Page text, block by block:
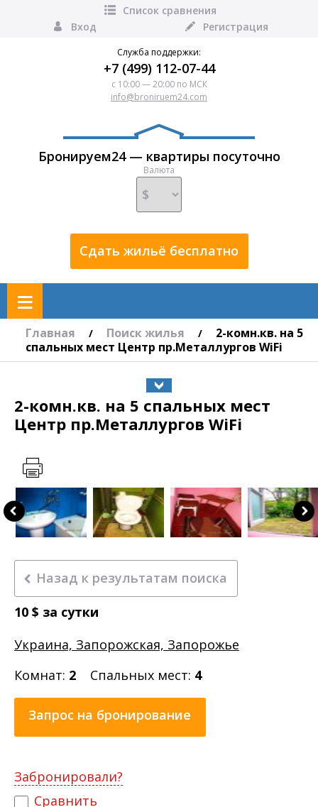
Список сравнения
Вход
Регистрация
Служба поддержки:
+7 (499) 112-07-44
с 10:00 — 20:00 по МСК
info@broniruem24.com
Бронируем24 — квартиры посуточно
Валюта
Сдать жильё бесплатно
≡
Главная / Поиск жилья /
2-комн.кв. на 5
спальных мест Центр пр.Металлургов WiFi
2-комн.кв. на 5 спальных мест
Центр пр.Металлургов WiFi
Назад к результатам поиска
10 $ за сутки
Украина, Запорожская, Запорожье
Комнат: 2 Спальных мест: 4
Запрос на бронирование
Забронировали?
Сравнить